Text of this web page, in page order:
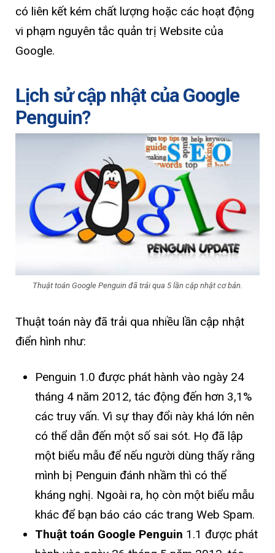
có liên kết kém chất lượng hoặc các hoạt động
vi phạm nguyên tắc quản trị Website của
Google.
Lịch sử cập nhật của Google
Penguin?
Thuật toán Google Penguin đã trải qua 5 lần cập nhật cơ bản.
Thuật toán này đã trải qua nhiều lần cập nhật
điển hình như:
Penguin 1.0 được phát hành vào ngày 24
tháng 4 năm 2012, tác động đến hơn 3,1%
các truy vấn. Vì sự thay đổi này khá lớn nên
có thể dẫn đến một số sai sót. Họ đã lập
một biểu mẫu để nếu người dùng thấy rằng
mình bị Penguin đánh nhầm thì có thể
kháng nghị. Ngoài ra, họ còn một biểu mẫu
khác để bạn báo cáo các trang Web Spam.
Thuật toán Google Penguin 1.1 được phát